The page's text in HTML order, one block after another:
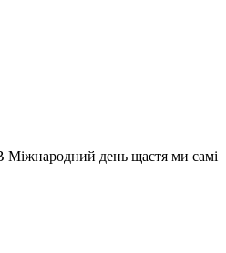
Міжнародний день щастя ми самі